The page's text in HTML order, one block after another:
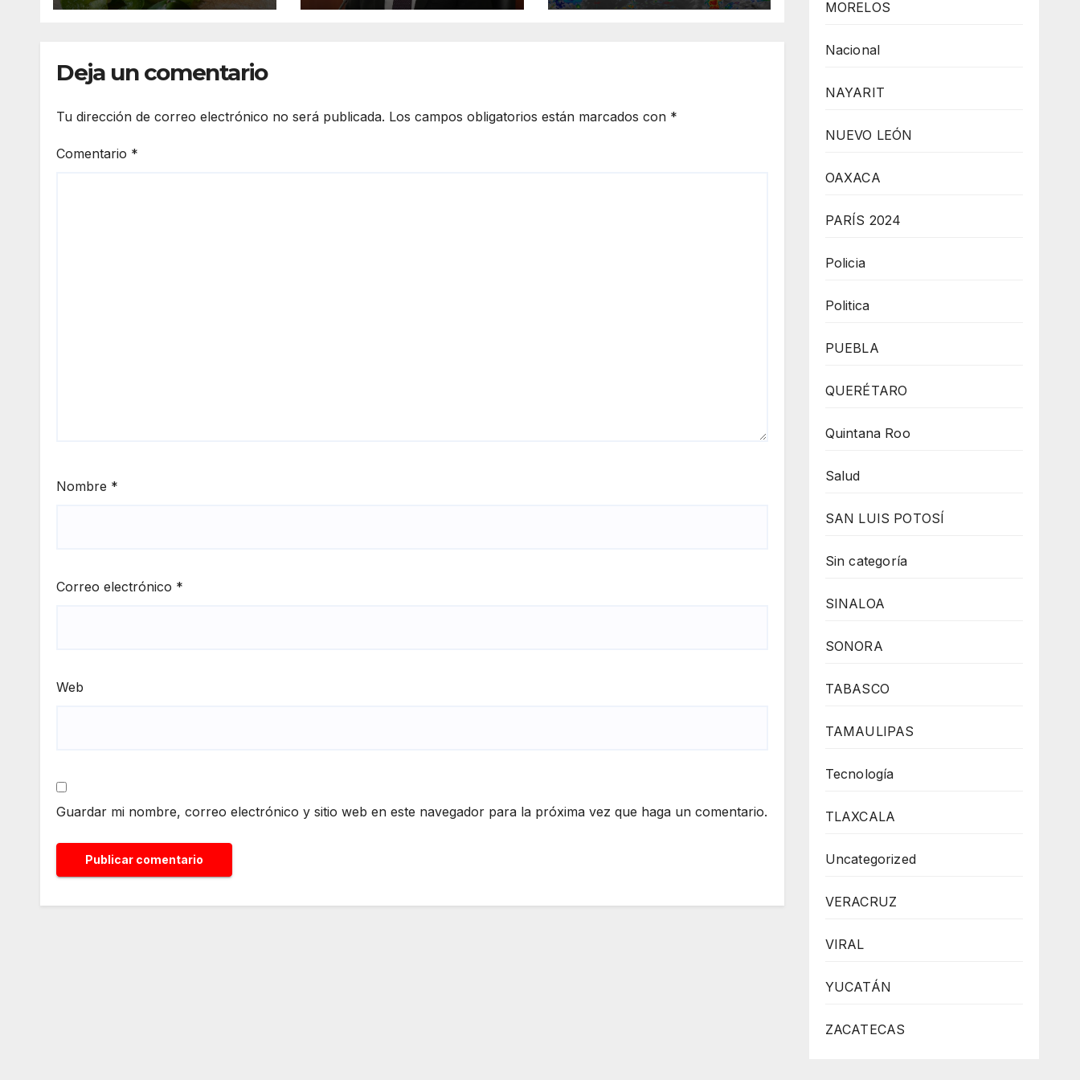
mediante el diálogo
Deja un comentario
Tu dirección de correo electrónico no será publicada. Los campos obligatorios están marcados con *
Comentario *
Nombre *
Correo electrónico *
Web
Guardar mi nombre, correo electrónico y sitio web en este navegador para la próxima vez que haga un comentario.
MORELOS
Nacional
NAYARIT
NUEVO LEÓN
OAXACA
PARÍS 2024
Policia
Politica
PUEBLA
QUERÉTARO
Quintana Roo
Salud
SAN LUIS POTOSÍ
Sin categoría
SINALOA
SONORA
TABASCO
TAMAULIPAS
Tecnología
TLAXCALA
Uncategorized
VERACRUZ
VIRAL
YUCATÁN
ZACATECAS